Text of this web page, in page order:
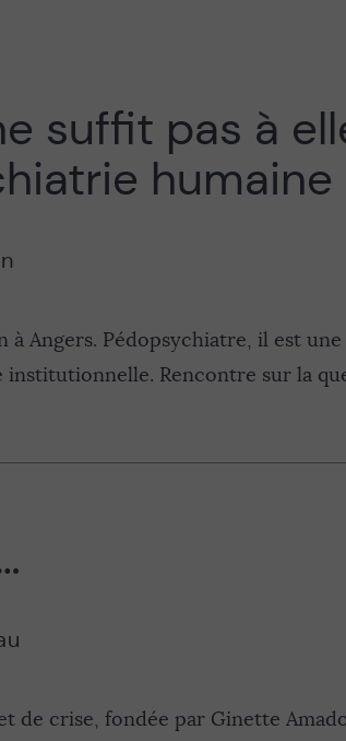
suffit pas à
humaine
à Angers. Pédopsychiatre, il est
Rencontre sur la
de crise, fondée par Ginette